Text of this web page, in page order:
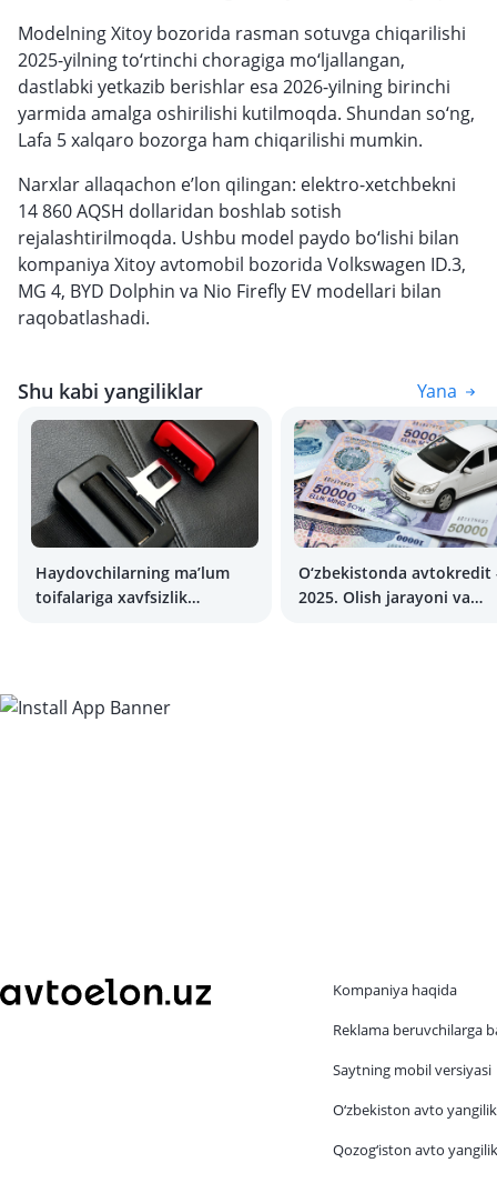
Modelning Xitoy bozorida rasman sotuvga chiqarilishi
2025-yilning to‘rtinchi choragiga mo‘ljallangan,
dastlabki yetkazib berishlar esa 2026-yilning birinchi
yarmida amalga oshirilishi kutilmoqda. Shundan so‘ng,
Lafa 5 xalqaro bozorga ham chiqarilishi mumkin.
Narxlar allaqachon e’lon qilingan: elektro-xetchbekni
14 860 AQSH dollaridan boshlab sotish
rejalashtirilmoqda. Ushbu model paydo bo‘lishi bilan
kompaniya Xitoy avtomobil bozorida Volkswagen ID.3,
MG 4, BYD Dolphin va Nio Firefly EV modellari bilan
raqobatlashadi.
Shu kabi yangiliklar Yana
Haydovchilarning ma’lum
toifalariga xavfsizlik
O‘zbekistonda avtokredit
2025. Olish jarayoni va
Kompaniya haqida
Reklama beruvchilarga
Saytning mobil versiyasi
O‘zbekiston avto
Qozog‘iston avto